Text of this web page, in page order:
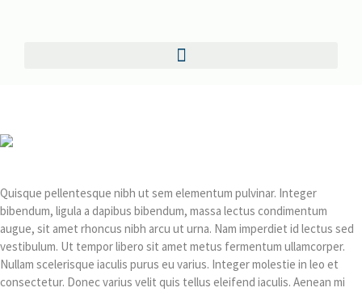
Quisque pellentesque nibh ut sem elementum pulvinar. Integer
bibendum, ligula a dapibus bibendum, massa lectus condimentum
augue, sit amet rhoncus nibh arcu ut urna. Nam imperdiet id lectus sed
vestibulum. Ut tempor libero sit amet metus fermentum ullamcorper.
Nullam scelerisque iaculis purus eu varius. Integer molestie in leo et
consectetur. Donec varius velit quis tellus eleifend iaculis. Aenean mi